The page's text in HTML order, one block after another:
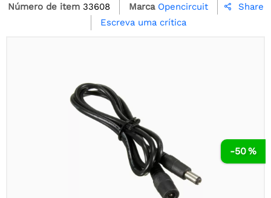
Número de item 33608 Marca Opencircuit 
Share
Escreva uma crítica
-50 %